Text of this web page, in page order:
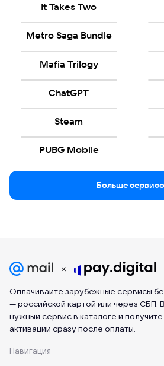
It Takes Two
Metro Saga Bundle
Mafia Trilogy
ChatGPT
Steam
PUBG Mobile
Больше
Оплачивайте зарубежные сервисы
— российской картой или через СБП.
нужный сервис в каталоге и
активации сразу после оплаты.
Навигация